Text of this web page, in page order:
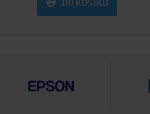
DO KOŠÍKU